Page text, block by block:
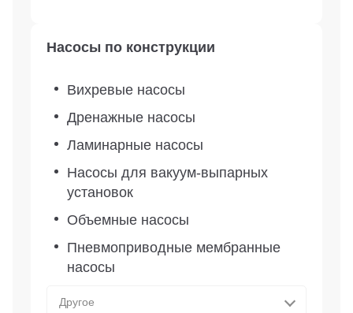
Насосы по конструкции
Вихревые насосы
Дренажные насосы
Ламинарные насосы
Насосы для вакуум-выпарных
установок
Объемные насосы
Пневмоприводные мембранные
насосы
Другое